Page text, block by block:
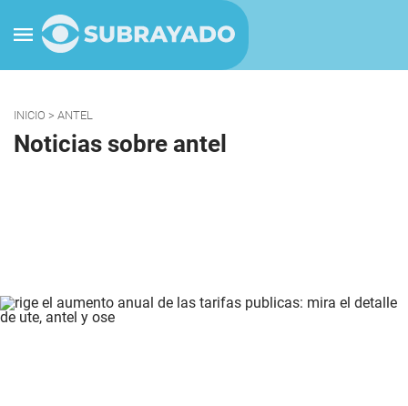
INICIO > ANTEL
Noticias sobre antel